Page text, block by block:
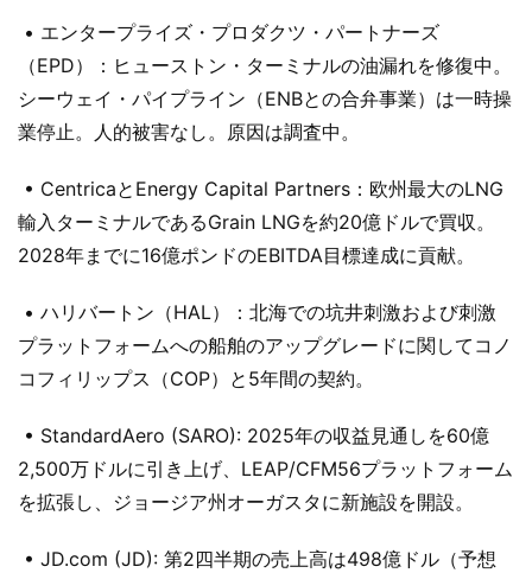
• エンタープライズ・プロダクツ・パートナーズ
（EPD）：ヒューストン・ターミナルの油漏れを修復中。
シーウェイ・パイプライン（ENBとの合弁事業）は一時操
業停止。人的被害なし。原因は調査中。
• CentricaとEnergy Capital Partners：欧州最大のLNG
輸入ターミナルであるGrain LNGを約20億ドルで買収。
2028年までに16億ポンドのEBITDA目標達成に貢献。
• ハリバートン（HAL）：北海での坑井刺激および刺激
プラットフォームへの船舶のアップグレードに関してコノ
コフィリップス（COP）と5年間の契約。
• StandardAero (SARO): 2025年の収益見通しを60億
2,500万ドルに引き上げ、LEAP/CFM56プラットフォーム
を拡張し、ジョージア州オーガスタに新施設を開設。
• JD.com (JD): 第2四半期の売上高は498億ドル（予想